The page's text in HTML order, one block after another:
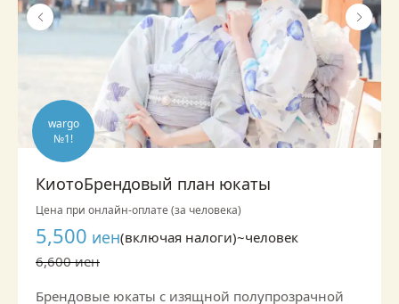
wargo
№1!
КиотоБрендовый план юкаты
Цена при онлайн-оплате (за человека)
5,500 иен(включая налоги)~человек
6,600 иен
Брендовые юкаты с изящной полупрозрачной